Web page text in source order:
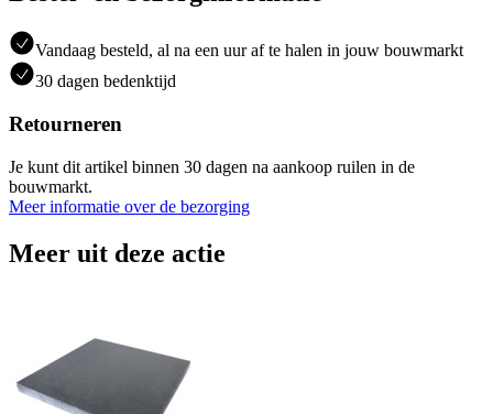
Vandaag besteld, al na een uur af te halen in jouw bouwmarkt
30 dagen bedenktijd
Retourneren
Je kunt dit artikel binnen 30 dagen na aankoop ruilen in de
bouwmarkt.
Meer informatie over de bezorging
Meer uit deze actie